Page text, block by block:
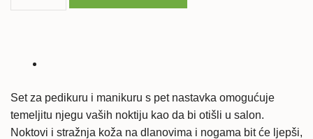
Set za pedikuru i manikuru s pet nastavka omogućuje
temeljitu njegu vaših noktiju kao da bi otišli u salon.
Noktovi i stražnja koža na dlanovima i nogama bit će ljepši,